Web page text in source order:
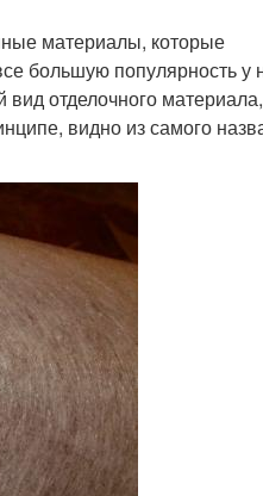
материалы, которые
большую популярность у
отделочного
видно из самого